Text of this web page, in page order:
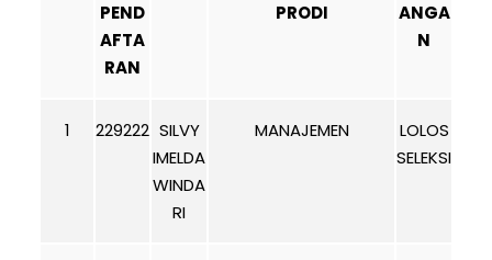
PEND
AFTA
RAN
PRODI
ANGA
N
1 229222 SILVY
IMELDA
WINDA
RI
MANAJEMEN
LOLOS
SELEKSI